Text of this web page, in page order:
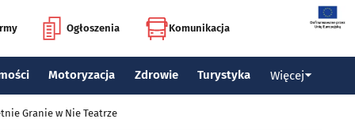
Ogłoszenia Komunikacja
Motoryzacja Zdrowie Turystyka Więcej
Granie w Nie Teatrze